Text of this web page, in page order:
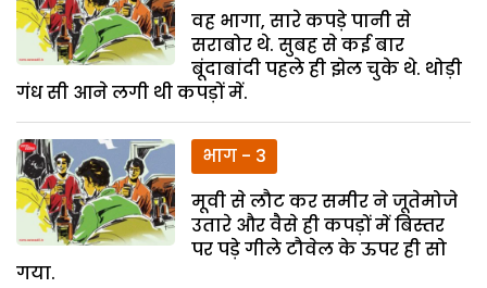
वह भागा, सारे कपड़े पानी से
सराबोर थे. सुबह से कई बार
बूंदाबांदी पहले ही झेल चुके थे. थोड़ी
गंध सी आने लगी थी कपड़ों में.
भाग - 3
मूवी से लौट कर समीर ने जूतेमोजे
उतारे और वैसे ही कपड़ों में बिस्तर
पर पड़े गीले टौवेल के ऊपर ही सो
गया.